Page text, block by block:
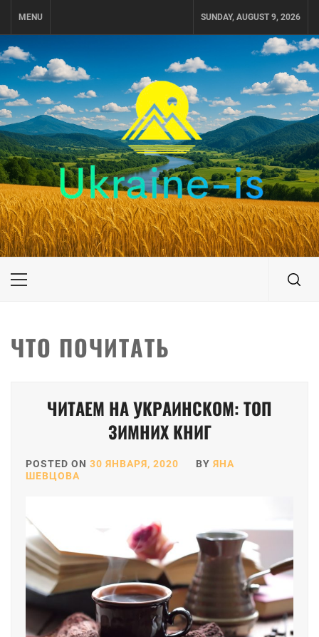
MENU SUNDAY, AUGUST 9, 2026
UKRAINE-IS
ПУТЕШЕСТВИЕ ПО УКРАИНЕ
Primary
ЧТО ПОЧИТАТЬ
ЧИТАЕМ НА УКРАИНСКОМ: ТОП
ЗИМНИХ КНИГ
POSTED ON 30 ЯНВАРЯ, 2020 BY ЯНА
ШЕВЦОВА